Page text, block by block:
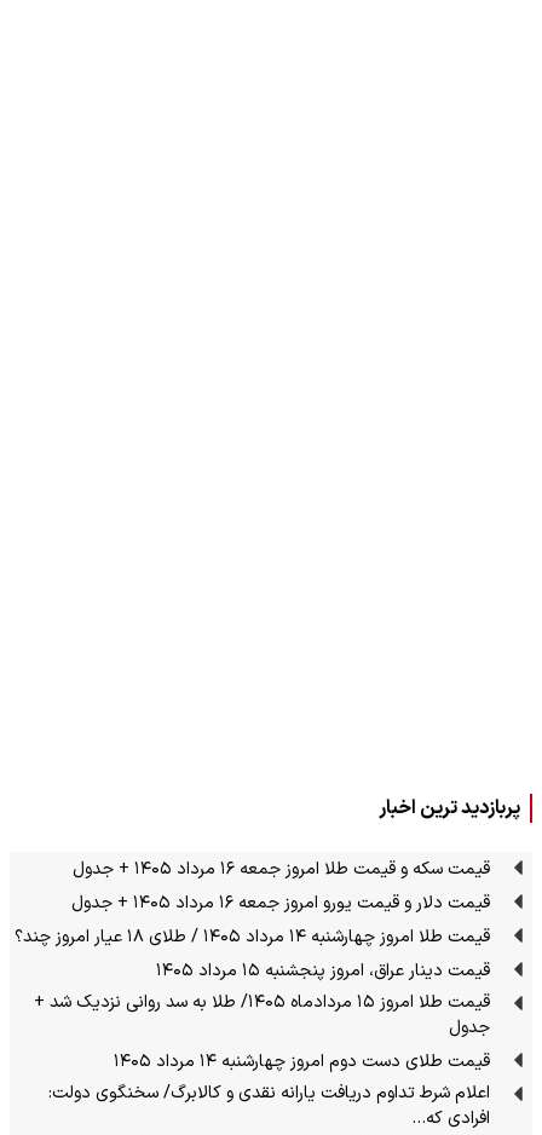
پربازدید ترین اخبار
قیمت سکه و قیمت طلا امروز جمعه ۱۶ مرداد ۱۴۰۵ + جدول
قیمت دلار و قیمت یورو امروز جمعه ۱۶ مرداد ۱۴۰۵ + جدول
قیمت طلا امروز چهارشنبه ۱۴ مرداد ۱۴۰۵ / طلای ۱۸ عیار امروز چند؟
قیمت دینار عراق، امروز پنجشنبه ۱۵ مرداد ۱۴۰۵
قیمت طلا امروز ۱۵ مردادماه ۱۴۰۵/ طلا به سد روانی نزدیک شد +
جدول
قیمت طلای دست دوم امروز چهارشنبه ۱۴ مرداد ۱۴۰۵
اعلام شرط تداوم دریافت یارانه نقدی و کالابرگ/ سخنگوی دولت:
افرادی که…